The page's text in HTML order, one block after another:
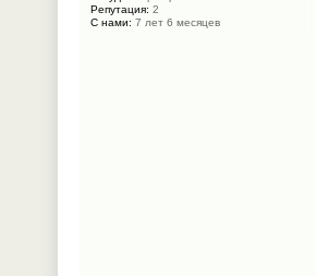
Репутация: 2
С нами: 7 лет 6 месяцев